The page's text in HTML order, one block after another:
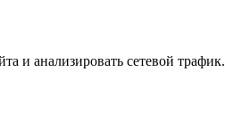
и анализировать сетевой трафик.